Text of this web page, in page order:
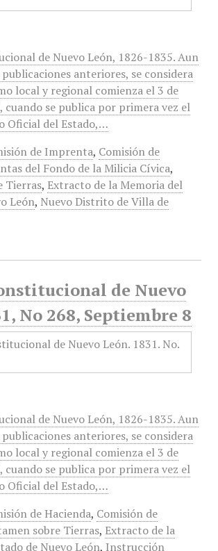
de Nuevo León, 1826-1835. Aun
anteriores, se considera
local y regional comienza el 3 de
cuando se publica por primera vez el
Oficial del Estado,…
de Imprenta, Comisión de
del Fondo de la Milicia Cívica,
Tierras, Extracto de la Memoria del
León, Nuevo Distrito de Villa de
de Nuevo
No 268, Septiembre 8
de Nuevo León, 1826-1835. Aun
anteriores, se considera
local y regional comienza el 3 de
cuando se publica por primera vez el
Oficial del Estado,…
de Hacienda, Comisión de
sobre Tierras, Extracto de la
de Nuevo León, Instrucción